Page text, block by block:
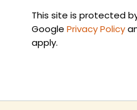
This site is protected
Google Privacy Policy
apply.